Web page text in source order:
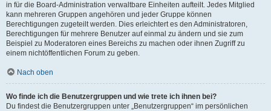
in für die Board-Administration verwaltbare Einheiten aufteilt. Jedes Mitglied
kann mehreren Gruppen angehören und jeder Gruppe können
Berechtigungen zugeteilt werden. Dies erleichtert es den Administratoren,
Berechtigungen für mehrere Benutzer auf einmal zu ändern und sie zum
Beispiel zu Moderatoren eines Bereichs zu machen oder ihnen Zugriff zu
einem nichtöffentlichen Forum zu geben.
Nach oben
Wo finde ich die Benutzergruppen und wie trete ich ihnen bei?
Du findest die Benutzergruppen unter „Benutzergruppen“ im persönlichen